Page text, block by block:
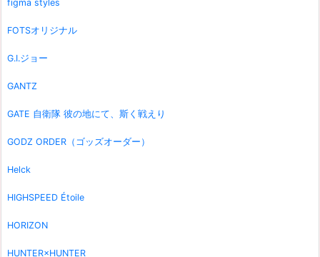
figma styles
FOTSオリジナル
G.I.ジョー
GANTZ
GATE 自衛隊 彼の地にて、斯く戦えり
GODZ ORDER（ゴッズオーダー）
Helck
HIGHSPEED Étoile
HORIZON
HUNTER×HUNTER